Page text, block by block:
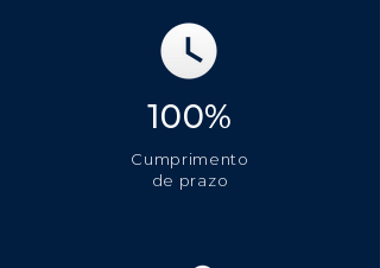
100%
Cumprimento
de prazo